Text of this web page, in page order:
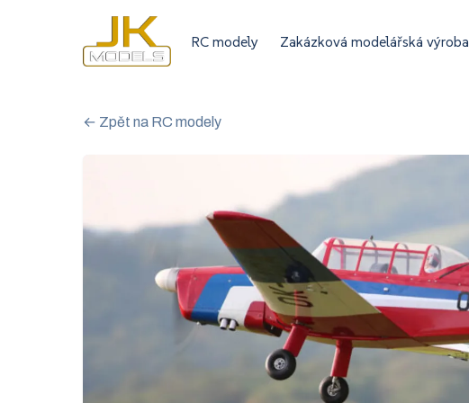
RC modely Zakázková modelářská výroba
← Zpět na RC modely